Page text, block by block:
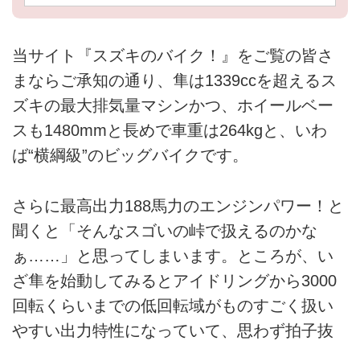
当サイト『スズキのバイク！』をご覧の皆さ
まならご承知の通り、隼は1339ccを超えるス
ズキの最大排気量マシンかつ、ホイールベー
スも1480mmと長めで車重は264kgと、いわ
ば“横綱級”のビッグバイクです。
さらに最高出力188馬力のエンジンパワー！と
聞くと「そんなスゴいの峠で扱えるのかな
ぁ……」と思ってしまいます。ところが、い
ざ隼を始動してみるとアイドリングから3000
回転くらいまでの低回転域がものすごく扱い
やすい出力特性になっていて、思わず拍子抜